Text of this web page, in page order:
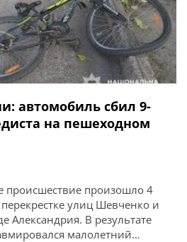
автомобиль сбил 9-
на пешеходном
происшествие произошло 4
улиц Шевченко и
Александрия. В результате
малолетний